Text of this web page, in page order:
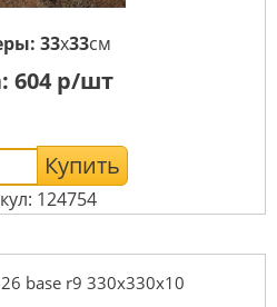
33x33см
604р/шт
Купить
124754
base r9 330x330x10